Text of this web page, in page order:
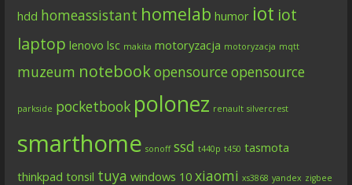
hdd homeassistant homelab humor iot iot
laptop lenovo lsc makita motoryzacja motoryzacja mqtt
muzeum notebookopensource opensource
parkside pocketbook polonez renault silvercrest
smarthome sonoff ssd t440p t450 tasmota
thinkpad tonsil tuya windows 10 xiaomi xs3868 yandex zigbee